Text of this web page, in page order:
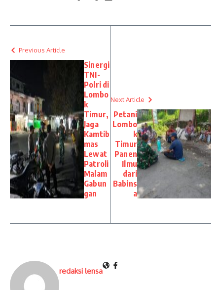
Previous Article
Sinergi
TNI-
Polri di
Lombo
k
Timur,
Jaga
Kamtib
mas
Lewat
Patroli
Malam
Gabun
gan
Next Article
Petani
Lombo
k
Timur
Panen
Ilmu
dari
Babins
a
redaksi lensa